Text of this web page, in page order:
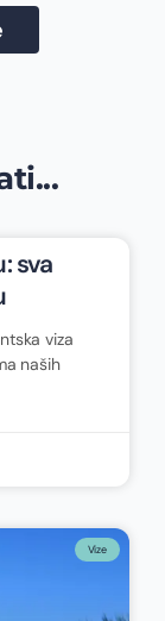
sva
viza
naših
Vize